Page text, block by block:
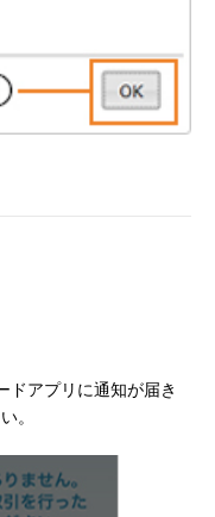
ドアプリに通知が届き
。